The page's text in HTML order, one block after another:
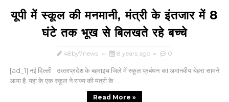
यूपी में स्‍कूल की मनमानी, मंत्री के इंतजार में 8
घंटे तक भूख से बिलखते रहे बच्‍चे
48by7news 8 years ago 0
[ad_1] नई दिल्‍ली : उत्‍तरप्रदेश के बहराइच जिले में स्‍कूल प्रबंधन का अमानवीय चेहरा सामने
आया है. यहां के एक स्‍कूल ने राज्‍य की मंत्री के ...
Read More »